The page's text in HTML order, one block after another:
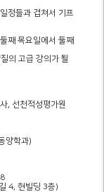
정들과 겹쳐서 기프
째 목요일에서 둘째
의 고급 강의가 될
선천적성평가원
양학과)
4, 현빌딩 3층)